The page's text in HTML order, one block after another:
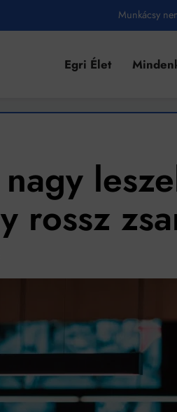
Munkácsy
Az ördög még
Mindenki a világot
szakértők szerint akár 5 százalékkal
Munkácsy
Egri Élet
rossz